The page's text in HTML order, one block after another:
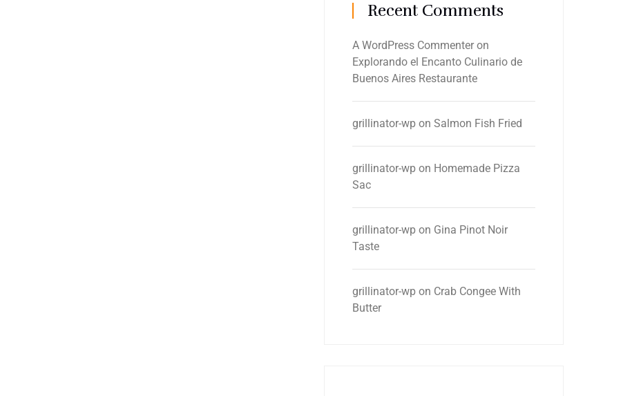
Recent Comments
A WordPress Commenter on
Explorando el Encanto Culinario de
Buenos Aires Restaurante
grillinator-wp onSalmon Fish Fried
grillinator-wp on Homemade Pizza
Sac
grillinator-wp on Gina Pinot Noir
Taste
grillinator-wp on Crab Congee With
Butter